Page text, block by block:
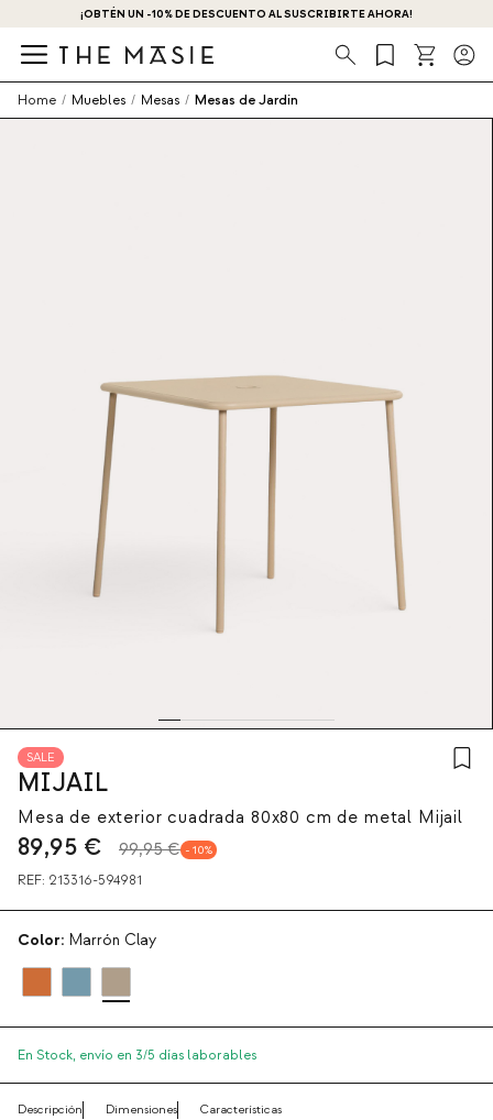
¡OBTÉN UN -10% DE DESCUENTO AL SUSCRIBIRTE AHORA!
Búsqueda
Home / Muebles / Mesas / Mesas de Jardín
SALE
MIJAIL
Mesa de exterior cuadrada 80x80 cm de metal Mijail
89,95 € 99,95 € 10
REF: 213316-594981
Color: Marrón Clay
En Stock, envío en 3/5 días laborables
Descripción Dimensiones Características